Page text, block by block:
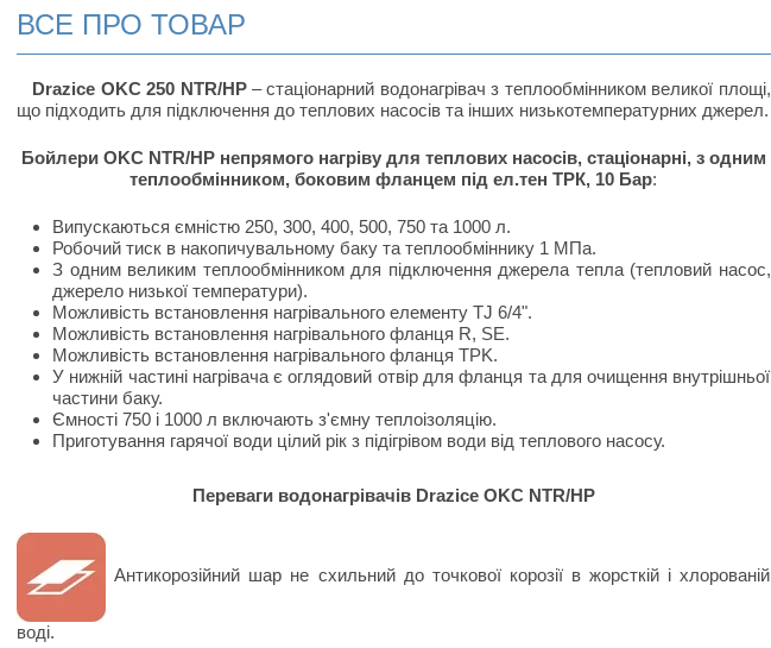
ВСЕ ПРО ТОВАР
Drazice OKC 250 NTR/HP– стаціонарний водонагрівач з теплообмінником великої площі,
що підходить для підключення до теплових насосів та інших низькотемпературних джерел.
Бойлери OKC NTR/HP непрямого нагріву для теплових насосів, стаціонарні, з одним
теплообмінником, боковим фланцем під ел.тен ТРК, 10 Бар:
​Випускаються ємністю 250, 300, 400, 500, 750 та 1000 л.
Робочий тиск в накопичувальному баку та теплообміннику 1 МПа.
З одним великим теплообмінником для підключення джерела тепла (тепловий насос,
джерело низької температури).
Можливість встановлення нагрівального елементу TJ 6/4".
Можливість встановлення нагрівального фланця R, SE.
Можливість встановлення нагрівального фланця TPK.
У нижній частині нагрівача є оглядовий отвір для фланця та для очищення внутрішньої
частини баку.
Ємності 750 і 1000 л включають з'ємну теплоізоляцію.
Приготування гарячої води цілий рік з підігрівом води від теплового насосу.
Переваги водонагрівачів Drazice OKC NTR/HP
Антикорозійний шар не схильний до точкової корозії в жорсткій і хлорованій
воді.